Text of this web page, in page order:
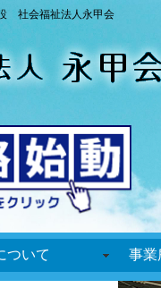
社会福祉法人永甲会
ついて 事業